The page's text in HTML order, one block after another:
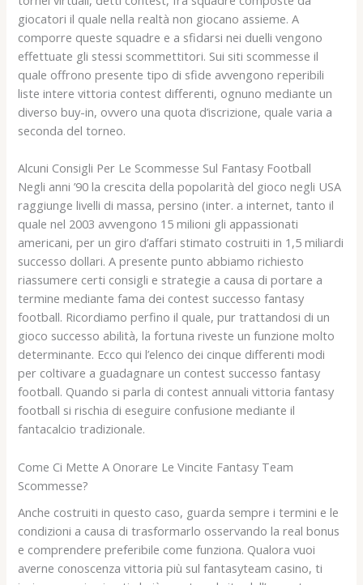
giocatori il quale nella realtà non giocano assieme. A
comporre queste squadre e a sfidarsi nei duelli vengono
effettuate gli stessi scommettitori. Sui siti scommesse il
quale offrono presente tipo di sfide avvengono reperibili
liste intere vittoria contest differenti, ognuno mediante un
diverso buy-in, ovvero una quota d’iscrizione, quale varia a
seconda del torneo.
Alcuni Consigli Per Le Scommesse Sul Fantasy Football
Negli anni ’90 la crescita della popolarità del gioco negli USA
raggiunge livelli di massa, persino (inter. a internet, tanto il
quale nel 2003 avvengono 15 milioni gli appassionati
americani, per un giro d’affari stimato costruiti in 1,5 miliardi
successo dollari. A presente punto abbiamo richiesto
riassumere certi consigli e strategie a causa di portare a
termine mediante fama dei contest successo fantasy
football. Ricordiamo perfino il quale, pur trattandosi di un
gioco successo abilità, la fortuna riveste un funzione molto
determinante. Ecco qui l’elenco dei cinque differenti modi
per coltivare a guadagnare un contest successo fantasy
football. Quando si parla di contest annuali vittoria fantasy
football si rischia di eseguire confusione mediante il
fantacalcio tradizionale.
Come Ci Mette A Onorare Le Vincite Fantasy Team
Scommesse?
Anche costruiti in questo caso, guarda sempre i termini e le
condizioni a causa di trasformarlo osservando la real bonus
e comprendere preferibile come funziona. Qualora vuoi
averne conoscenza vittoria più sul fantasyteam casino, ti